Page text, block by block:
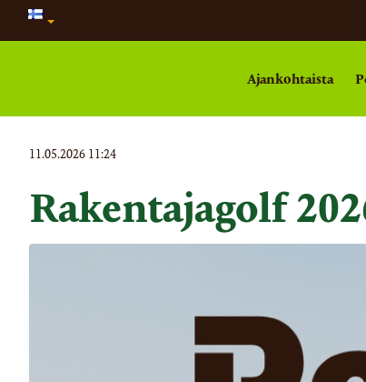
Ajankohtaista
11.05.2026 11:24
Rakentajagolf